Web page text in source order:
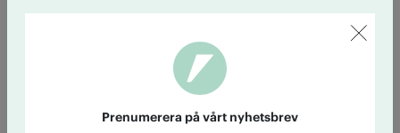
Prenumerera på vårt nyhetsbrev